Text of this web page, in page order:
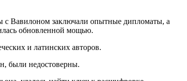
с Вавилоном заключали опытные дипломаты, а
обновленной мощью.
и латинских авторов.
были недостоверны.